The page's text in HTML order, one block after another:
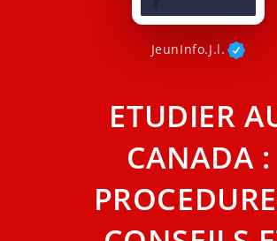
JeunInfo.J.l.
ETUDIER
CANADA :